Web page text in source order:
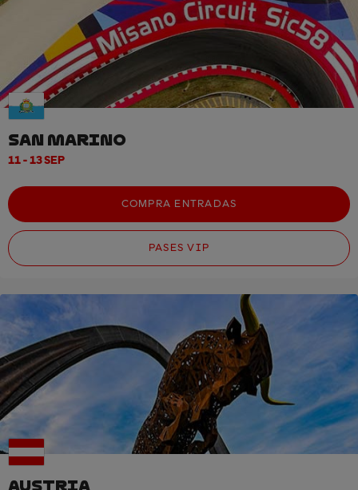
SAN MARINO
11 - 13 SEP
COMPRA ENTRADAS
PASES VIP
AUSTRIA